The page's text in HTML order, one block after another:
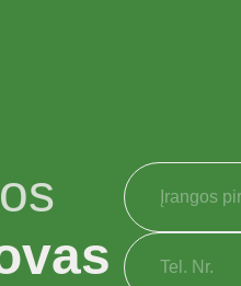
Įrangos